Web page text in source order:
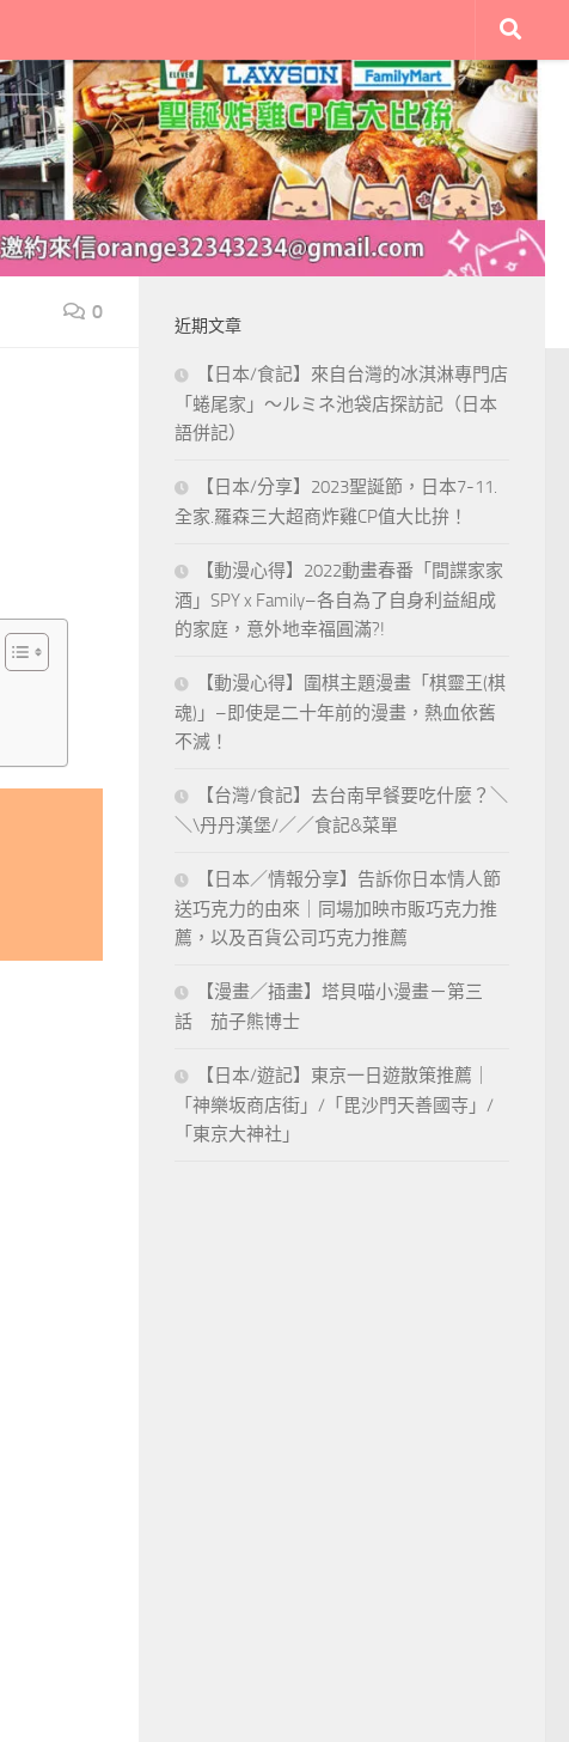
0
近期文章
【日本/食記】來自台灣的冰淇淋專門店
「蜷尾家」～ルミネ池袋店探訪記（日本
語併記）
【日本/分享】2023聖誕節，日本7-11.
全家.羅森三大超商炸雞CP值大比拚！
【動漫心得】2022動畫春番「間諜家家
酒」SPY x Family–各自為了自身利益組成
的家庭，意外地幸福圓滿?!
【動漫心得】圍棋主題漫畫「棋靈王(棋
魂)」–即使是二十年前的漫畫，熱血依舊
不滅！
【台灣/食記】去台南早餐要吃什麼？＼
＼\丹丹漢堡/／／食記&菜單
【日本／情報分享】告訴你日本情人節
送巧克力的由來｜同場加映市販巧克力推
薦，以及百貨公司巧克力推薦
【漫畫／插畫】塔貝喵小漫畫－第三
話 茄子熊博士
【日本/遊記】東京一日遊散策推薦｜
「神樂坂商店街」/「毘沙門天善國寺」/
「東京大神社」